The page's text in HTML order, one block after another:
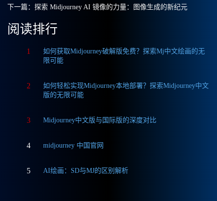
下一篇： 探索 Midjourney AI 镜像的力量：图像生成的新纪元
阅读排行
1
如何获取Midjourney破解版免费？探索Mj中文绘画的无
限可能
2
如何轻松实现Midjourney本地部署？探索Midjourney中文
版的无限可能
3 Midjourney中文版与国际版的深度对比
4 midjourney 中国官网
5 AI绘画：SD与MJ的区别解析